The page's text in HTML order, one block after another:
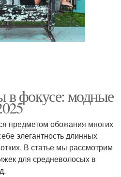
в фокусе: модные
предметом обожания многих
элегантность длинных
В статье мы рассмотрим
для средневолосых в